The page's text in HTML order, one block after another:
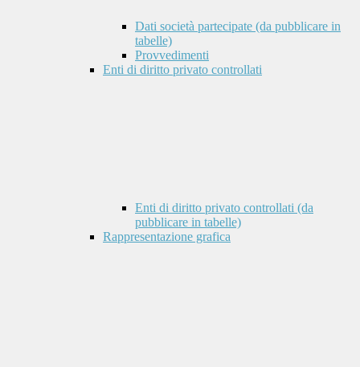
Dati società partecipate (da pubblicare in
tabelle)
Provvedimenti
Enti di diritto privato controllati
Enti di diritto privato controllati (da
pubblicare in tabelle)
Rappresentazione grafica